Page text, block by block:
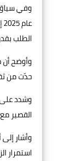
وفي
الطلب
وأوضح أن
حدّت من
وشدد على
القصير مع
استمرار